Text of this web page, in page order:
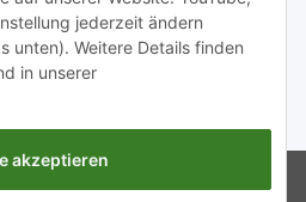
jederzeit ändern
unten). Weitere Details finden
in unserer
akzeptieren